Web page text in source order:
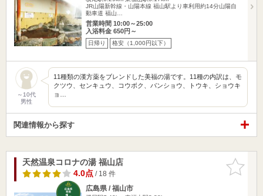
JR山陽新幹線・山陽本線 福山駅より車利用約14分山陽自
動車道 福山…
営業時間 10:00～25:00
入浴料金 650円～
日帰り 格安（1,000円以下）
～10代
男性
11種類の漢方薬をブレンドした美福の湯です。11種の内訳は、モ
クツウ、センキュウ、コウボク、バンショウ、トウキ、ショウキ
ョ…
関連情報から探す
お気に入
りに追加
天然温泉コロナの湯 福山店
4.0点/ 18 件
広島県 / 福山市